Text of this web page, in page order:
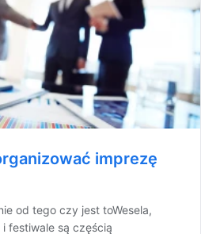
imprezę
od tego czy jest toWesela,
festiwale są częścią